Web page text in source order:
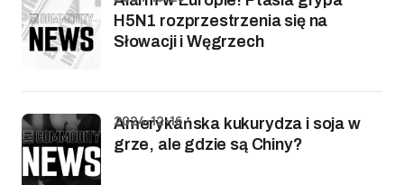
H5N1 rozprzestrzenia się na
Słowacji i Węgrzech
Amerykańska kukurydza i soja w
grze, ale gdzie są Chiny?
2024-12-16